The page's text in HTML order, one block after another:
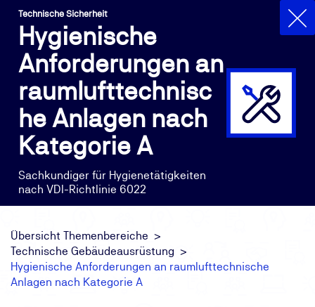
Technische Sicherheit
Hygienische
Anforderungen an
raumlufttechnisc
he Anlagen nach
Kategorie A
Sachkundiger für Hygienetätigkeiten
nach VDI-Richtlinie 6022
Übersicht Themenbereiche
Technische Gebäudeausrüstung
Hygienische Anforderungen an raumlufttechnische
Anlagen nach Kategorie A